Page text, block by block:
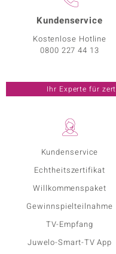
Kundenservice
Echtheitszertifikat
Willkommenspaket
Gewinnspielteilnahme
TV-Empfang
Juwelo-Smart-TV App
Kundenservice
Kostenlose Hotline
0800 227 44 13
Ihr Experte für